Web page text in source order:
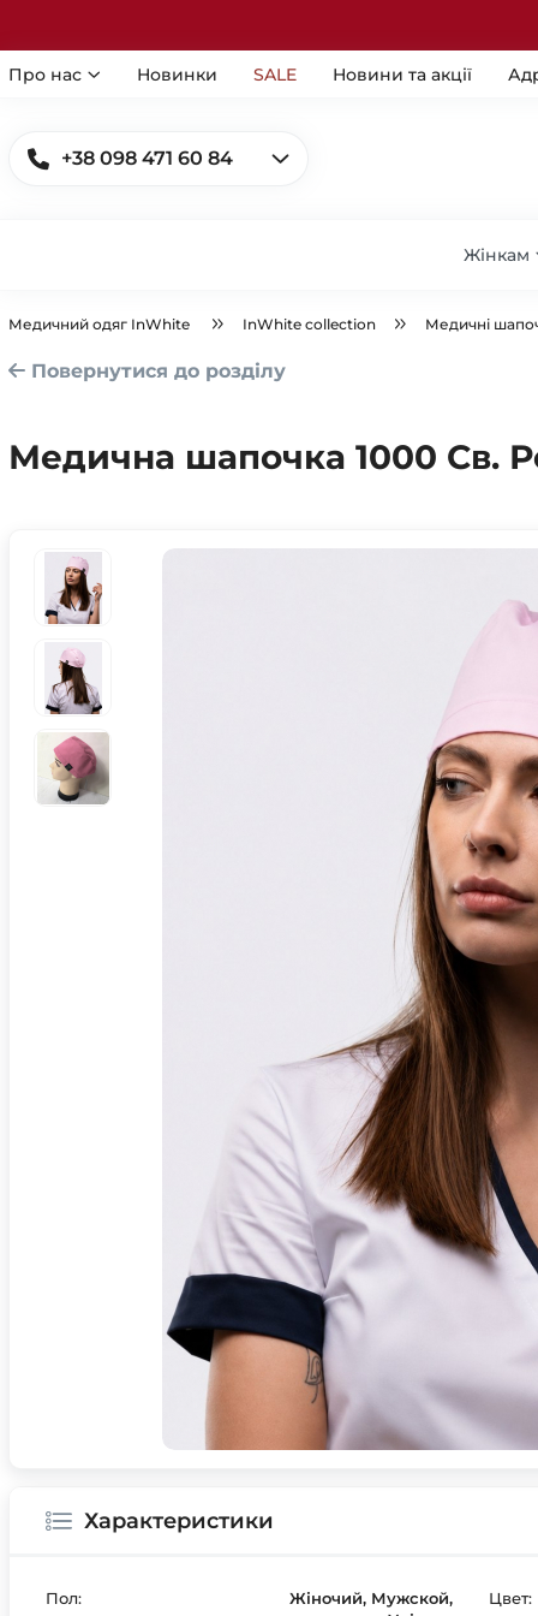
Про нас Новинки SALE Новини та акції
+38 098 471 60 84
Жінкам
Медичний одяг InWhite InWhite collection Медичні
Повернутися до розділу
Медична шапочка 1000 Св.
Характеристики
Пол:
Жіночий, Мужской,
Цвет: